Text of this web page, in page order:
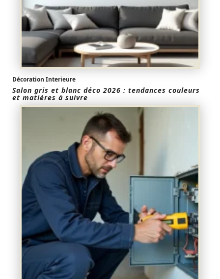
Décoration Interieure
Salon gris et blanc déco 2026 : tendances couleurs
et matières à suivre